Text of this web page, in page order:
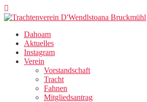
Zum
Inhalt
Dahoam
Aktuelles
Instagram
Verein
Vorstandschaft
Tracht
Fahnen
Mitgliedsantrag